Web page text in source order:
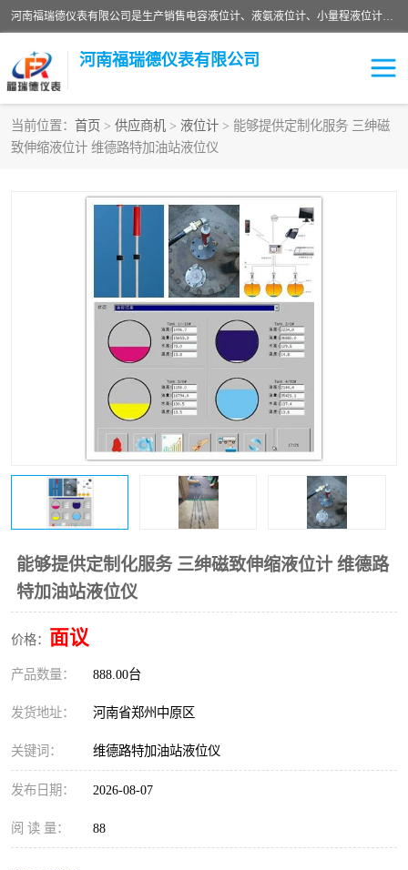
河南福瑞德仪表有限公司是生产销售电容液位计、液氨液位计、小量程液位计定制、智能锅炉水位计、液氮液位计等；并在产品开发、研制的过程中，吸取国内外仪器仪表的技术精华，建立了一支高、精、尖的科研开发队伍，使产品性能不断升级。
河南福瑞德仪表有限公司
当前位置： 首页 > 供应商机 > 液位计 > 能够提供定制化服务 三绅磁
致伸缩液位计 维德路特加油站液位仪
能够提供定制化服务 三绅磁致伸缩液位计 维德路
特加油站液位仪
价格： 面议
产品数量： 888.00台
发货地址： 河南省郑州中原区
关键词： 维德路特加油站液位仪
发布日期： 2026-08-07
阅 读 量： 88
液位计
压力传感器 流量传感器
液氮液位计
液位计传感器定制
物位计
测漏仪
锅炉水位计
流量仪表 加油站液位仪